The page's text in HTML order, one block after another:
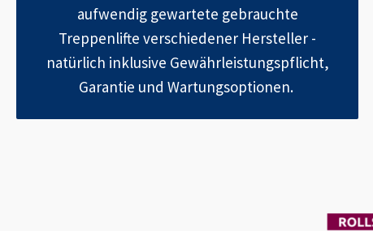
aufwendig gewartete gebrauchte
Treppenlifte verschiedener Hersteller -
natürlich inklusive Gewährleistungspflicht,
Garantie und Wartungsoptionen.